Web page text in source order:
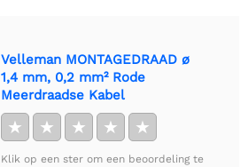
Velleman MONTAGEDRAAD ø
1,4 mm, 0,2 mm² Rode
Meerdraadse Kabel
★ ★ ★ ★ ★
Klik op een ster om een beoordeling te